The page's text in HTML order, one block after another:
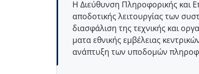
Η Διεύθυνση Πληροφορικής και
αποδοτικής λειτουργίας των
διασφάλιση της τεχνικής και
ματα εθνικής εμβέλειας
ανάπτυξη των υποδομών